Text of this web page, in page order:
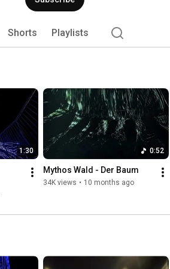
und erleben Sie den Gasometer
Shorts Playlists
1:30 0:52
Mythos Wald - Der Baum
34K views • 10 months ago